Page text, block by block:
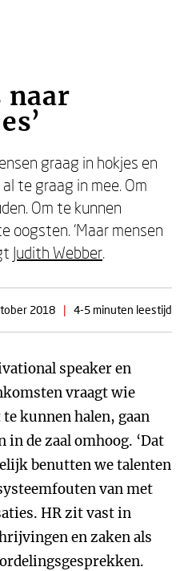
naar
graag in hokjes en
te graag in mee. Om
Om te kunnen
oogsten. ‘Maar mensen
Judith Webber.
2018 | 4-5 minuten leestijd
speaker en
vraagt wie
kunnen halen, gaan
in de zaal omhoog. ‘Dat
benutten we talenten
van met
HR zit vast in
en zaken als